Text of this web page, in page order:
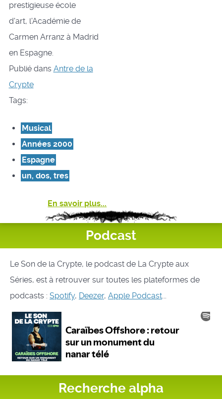
prestigieuse école
d'art, l'Académie de
Carmen Arranz à Madrid
en Espagne.
Publié dans Antre de la
Crypte
Tags:
Musical
Années 2000
Espagne
un, dos, tres
En savoir plus...
Podcast
Le Son de la Crypte, le podcast de La Crypte aux
Séries, est à retrouver sur toutes les plateformes de
podcasts : Spotify, Deezer, Apple Podcast
Recherche alpha